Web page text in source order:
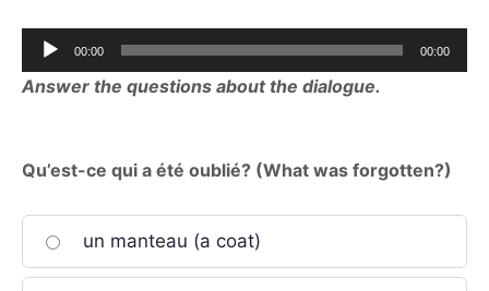
Audio
Player
00:00 00:00
Answer the questions about the dialogue.
Qu’est-ce qui a été oublié? (What was forgotten?)
un manteau (a coat)